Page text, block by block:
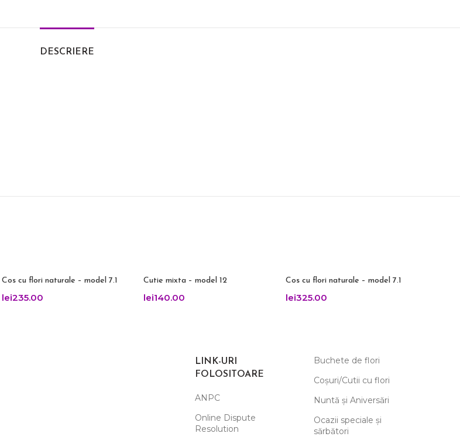
DESCRIERE
Cos cu flori naturale – model 7.1
lei235.00
Cutie mixta – model 12
lei140.00
Cos cu flori naturale – model 7.1
lei325.00
LINK-URI
FOLOSITOARE
ANPC
Online Dispute
Resolution
Buchete de flori
Coșuri/Cutii cu flori
Nuntă și Aniversări
Ocazii speciale și
sărbători